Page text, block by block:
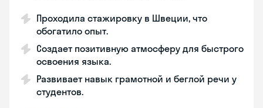
Проходила стажировку в Швеции, что
обогатило опыт.
Создает позитивную атмосферу для быстрого
освоения языка.
Развивает навык грамотной и беглой речи у
студентов.